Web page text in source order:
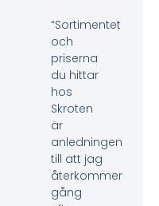
“Sortimentet
och
priserna
du hittar
hos
Skroten
är
anledningen
till att jag
återkommer
gång